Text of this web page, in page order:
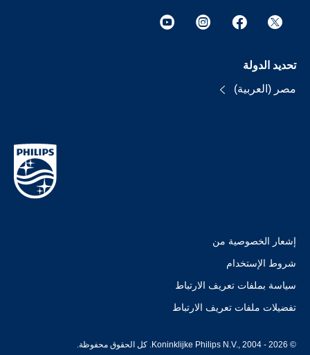
تحديد الدولة
مصر (العربية)
إشعار الخصوصية من
شروط الإستخدام
سياسة بملفات تعريف الارتباط
تفضيلات ملفات تعريف الارتباط
© Koninklijke Philips N.V., 2004 - 2026. كل الحقوق محفوظة.